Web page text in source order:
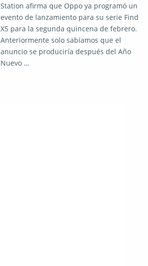
Station afirma que Oppo ya programó un
evento de lanzamiento para su serie Find
X5 para la segunda quincena de febrero.
Anteriormente solo sabíamos que el
anuncio se produciría después del Año
Nuevo …